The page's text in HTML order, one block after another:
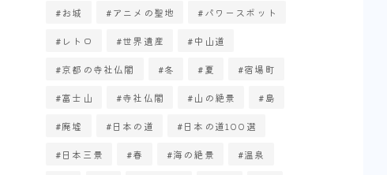
東京 福知山市
綾部・宮津・伊根町
南区・下京区
お城 アニメの聖地 パワースポット
レトロ 世界遺産 中山道
京都の寺社仏閣 冬 夏 宿場町
富士山 寺社仏閣 山の絶景 島
廃墟 日本の道 日本の道100選
日本三景 春 海の絶景 温泉